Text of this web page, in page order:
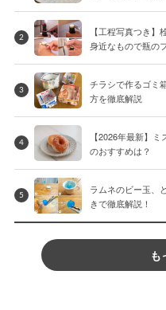
2
【工程写真つき】
身近なもので瓶の
3
チラシで作るゴミ
方を徹底解説
4
【2026年最新】
のおすすめは？
5
ラムネのビー玉、
きで徹底解説！
も